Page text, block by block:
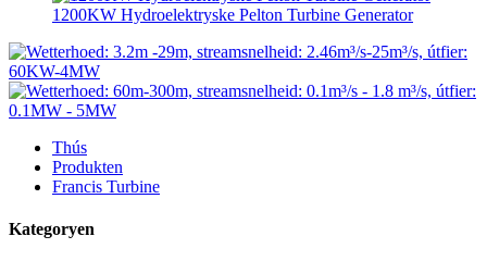
1200KW Hydroelektryske Pelton Turbine Generator
Thús
Produkten
Francis Turbine
Kategoryen